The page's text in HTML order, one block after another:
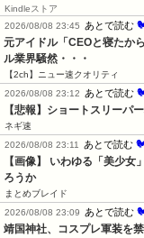
Kindleストア
2026/08/08 23:45
あとで読む
元アイドル「CEOと寝たか
ル業界騒然・・・
【2ch】ニュー速クオリティ
2026/08/08 23:12
あとで読む
【悲報】ショートスリーパ
ネギ速
2026/08/08 23:11
あとで読む
【画像】 いわゆる「美少
ろうか
まとめブレイド
2026/08/08 23:09
あとで読む
靖国神社、コスプレ軍装を